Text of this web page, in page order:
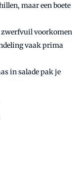
maar een boete
zwerfvuil voorkomen
vaak prima
in salade pak je